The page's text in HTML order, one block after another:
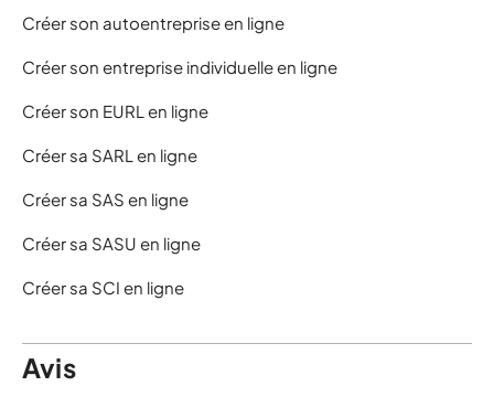
Créer son autoentreprise en ligne
Créer son entreprise individuelle en ligne
Créer son EURL en ligne
Créer sa SARL en ligne
Créer sa SAS en ligne
Créer sa SASU en ligne
Créer sa SCI en ligne
Avis